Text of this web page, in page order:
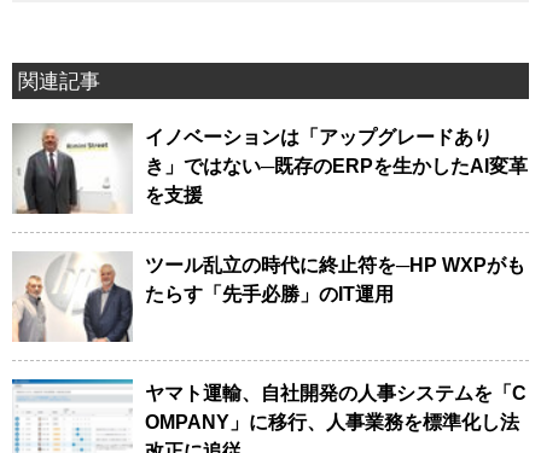
関連記事
イノベーションは「アップグレードあり
き」ではない─既存のERPを生かしたAI変革
を支援
ツール乱立の時代に終止符を─HP WXPがも
たらす「先手必勝」のIT運用
ヤマト運輸、自社開発の人事システムを「C
OMPANY」に移行、人事業務を標準化し法